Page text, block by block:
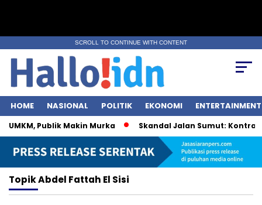
SCROLL TO CONTINUE WITH CONTENT
HOME NASIONAL POLITIK EKONOMI ENTERTAINMENT
Publik Makin Murka Skandal Jalan Sumut:
TopikAbdel Fattah El Sisi